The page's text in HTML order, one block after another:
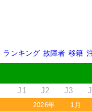
ランキング 故障者 移籍
J1 J2 J3
2026年 1月